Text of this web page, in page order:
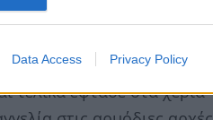
Data Access Privacy Policy
τέλος Οκτωβρίου,
κατοχή της.
τελικά έφτασε στα χέρια